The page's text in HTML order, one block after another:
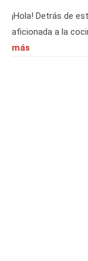
¡Hola! Detrás de
aficionada a la
más